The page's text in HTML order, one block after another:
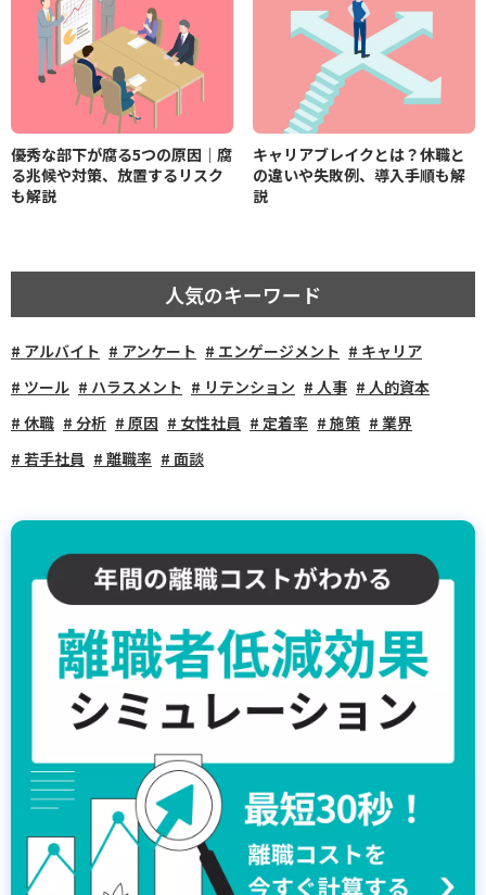
優秀な部下が腐る5つの原因｜腐
る兆候や対策、放置するリスク
も解説
キャリアブレイクとは？休職と
の違いや失敗例、導入手順も解
説
人気のキーワード
アルバイト アンケート エンゲージメント
キャリア
ツール
ハラスメント リテンション 人事
人的資本
休職
分析 原因 女性社員 定着率 施策
業界
若手社員
離職率 面談